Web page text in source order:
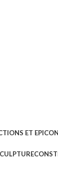
ET EPI